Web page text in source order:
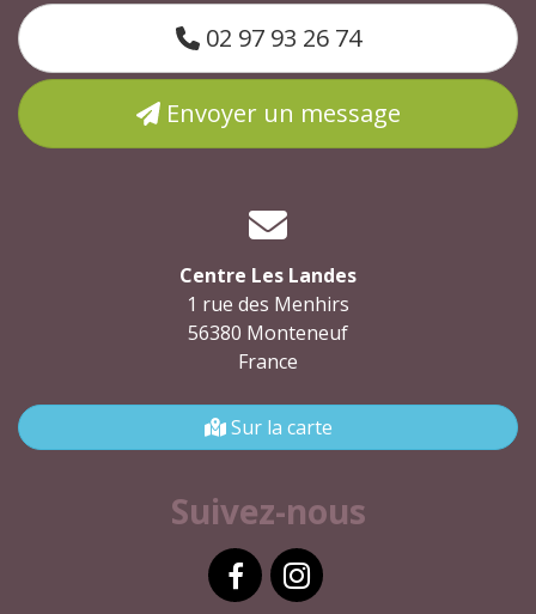
02 97 93 26 74
Envoyer un message
Centre Les Landes
1 rue des Menhirs
56380 Monteneuf
France
Sur la carte
Suivez-nous